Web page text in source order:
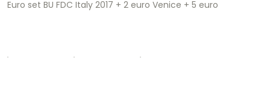
Euro set BU FDC Italy 2017 + 2 euro Venice + 5 euro